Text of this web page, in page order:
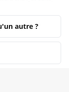
autre ?